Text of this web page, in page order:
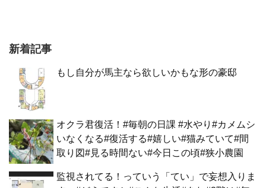
新着記事
もし自分が馬主なら欲しいかもな形の豪邸
オクラ君復活！#毎朝の日課 #水やり#カメムシ
いなくなる#復活する#嬉しい#猫みていて#間
取り図#見る時間ない#今日この頃#狭小農園
監視されてる！っていう「てい」で妄想入りま